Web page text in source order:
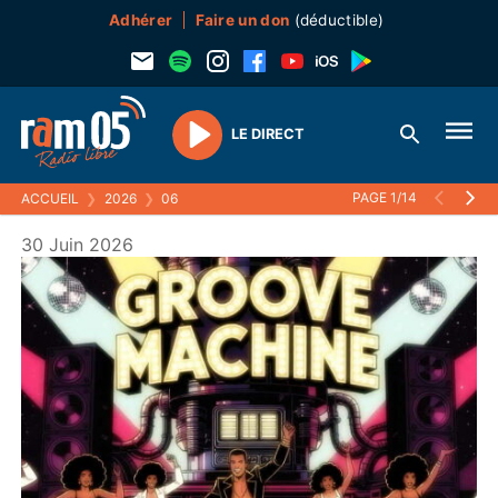
Adhérer Faire un don (déductible)
Play
LE DIRECT
ACCUEIL ❯ 2026 ❯ 06 PAGE 1/14
30 Juin 2026